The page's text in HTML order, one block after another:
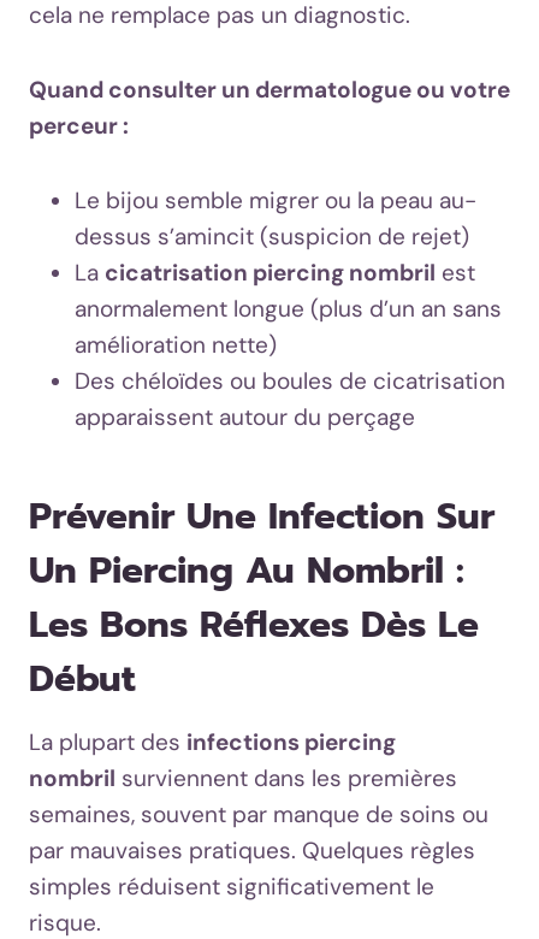
cela ne remplace pas un diagnostic.
Quand consulter un dermatologue ou votre
perceur :
Le bijou semble migrer ou la peau au-
dessus s’amincit (suspicion de rejet)
La cicatrisation piercing nombril est
anormalement longue (plus d’un an sans
amélioration nette)
Des chéloïdes ou boules de cicatrisation
apparaissent autour du perçage
Prévenir Une Infection Sur
Un Piercing Au Nombril :
Les Bons Réflexes Dès Le
Début
La plupart des infections piercing
nombril surviennent dans les premières
semaines, souvent par manque de soins ou
par mauvaises pratiques. Quelques règles
simples réduisent significativement le
risque.